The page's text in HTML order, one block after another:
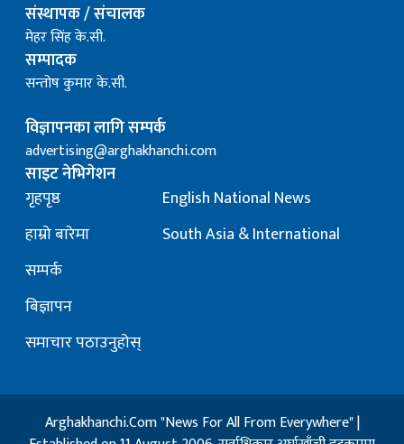
संस्थापक / संचालक
मेहर सिंह के.सी.
सम्पादक
सन्तोष कुमार के.सी.
विज्ञापनका लागि सम्पर्क
advertising@arghakhanchi.com
साइट नेभिगेशन
गृहपृष्ठ
हाम्रो बारेमा
सम्पर्क
बिज्ञापन
समाचार पठाउनुहोस्
English National News
South Asia & International
Arghakhanchi.Com "News For All From Everywhere" |